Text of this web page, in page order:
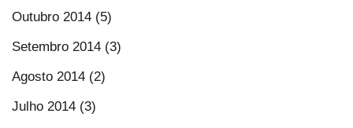
Outubro 2014 (5)
Setembro 2014 (3)
Agosto 2014 (2)
Julho 2014 (3)